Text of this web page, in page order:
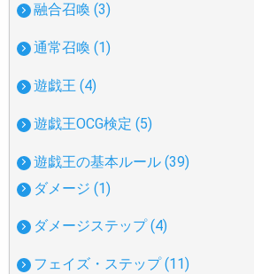
融合召喚 (3)
通常召喚 (1)
遊戯王 (4)
遊戯王OCG検定 (5)
遊戯王の基本ルール (39)
ダメージ (1)
ダメージステップ (4)
フェイズ・ステップ (11)